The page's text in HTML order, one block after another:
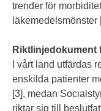
trender för
läkemedelsmönster
Riktlinjedokument
I vårt land utfärdas
enskilda patienter
[3], medan
riktar sig till